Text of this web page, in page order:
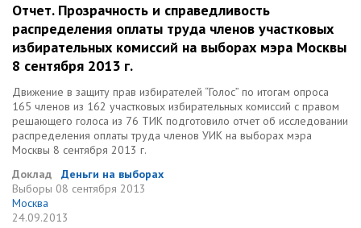
Отчет. Прозрачность и справедливость
распределения оплаты труда членов участковых
избирательных комиссий на выборах мэра Москвы
8 сентября 2013 г.
Движение в защиту прав избирателей “Голос” по итогам опроса
165 членов из 162 участковых избирательных комиссий с правом
решающего голоса из 76 ТИК подготовило отчет об исследовании
распределения оплаты труда членов УИК на выборах мэра
Москвы 8 сентября 2013 г.
Доклад
Деньги на выборах
Выборы 08 сентября 2013
Москва
24.09.2013